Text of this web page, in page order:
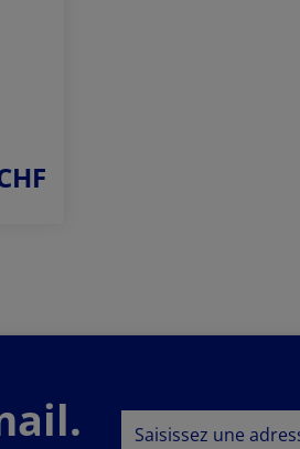
Adresse e-mail*